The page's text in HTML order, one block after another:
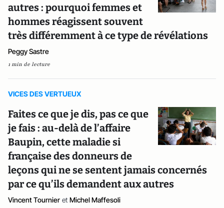
autres : pourquoi femmes et
hommes réagissent souvent
très différemment à ce type de révélations
Peggy Sastre
1 min de lecture
VICES DES VERTUEUX
Faites ce que je dis, pas ce que
je fais : au-delà de l’affaire
Baupin, cette maladie si
française des donneurs de
leçons qui ne se sentent jamais concernés
par ce qu’ils demandent aux autres
Vincent Tournier et Michel Maffesoli